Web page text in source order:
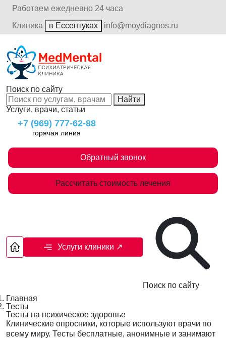
Работаем ежедневно 24 часа
Клиника
в Ессентуках info@moydiagnos.ru
Поиск по сайту
Найти
Услуги, врачи, статьи
+7 (969) 777-62-88
горячая линия
Обратный звонок
Рассчитать стоимость лечения
Услуги клиники ↗
Поиск по сайту
Главная
Тесты
Тесты на психическое здоровье
Клинические опросники, которые используют врачи по
всему миру. Тесты бесплатные, анонимные и занимают